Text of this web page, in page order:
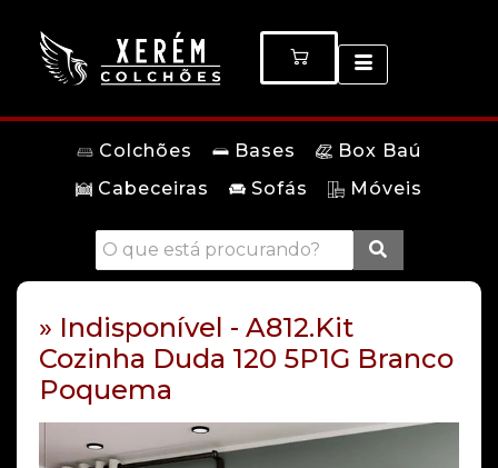
Colchões Bases
Box Baú
Cabeceiras
Sofás Móveis
» Indisponível - A812.Kit
Cozinha Duda 120 5P1G Branco
Poquema